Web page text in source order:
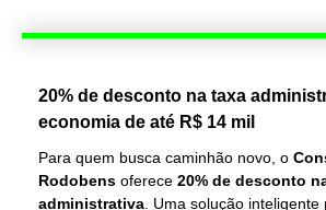
20% de desconto na taxa
economia de até R$ 14 mil
Para quem busca caminhão novo, o
Rodobens oferece 20% de desconto
administrativa . Uma solução